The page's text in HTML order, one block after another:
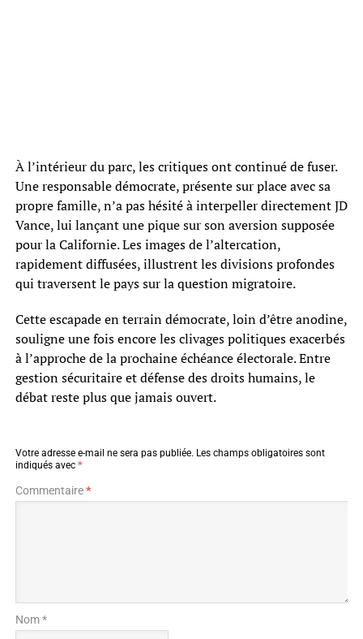
À l’intérieur du parc, les critiques ont continué de fuser.
Une responsable démocrate, présente sur place avec sa
propre famille, n’a pas hésité à interpeller directement JD
Vance, lui lançant une pique sur son aversion supposée
pour la Californie. Les images de l’altercation,
rapidement diffusées, illustrent les divisions profondes
qui traversent le pays sur la question migratoire.
Cette escapade en terrain démocrate, loin d’être anodine,
souligne une fois encore les clivages politiques exacerbés
à l’approche de la prochaine échéance électorale. Entre
gestion sécuritaire et défense des droits humains, le
débat reste plus que jamais ouvert.
Votre adresse e-mail ne sera pas publiée. Les champs obligatoires sont
indiqués avec *
Commentaire*
Nom *